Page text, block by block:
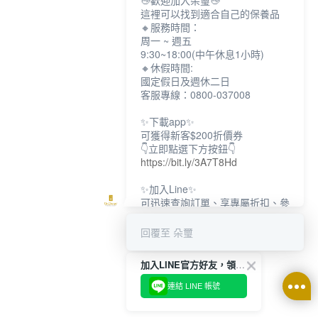
加入LINE官方好友，領取$200折價券
連結 LINE 帳號
這裡可以找到適合自己的保養品
🔸服務時間：
周一 ~ 週五
9:30~18:00(中午休息1小時)
🔸休假時間:
國定假日及週休二日
客服專線：0800-037008
✨下載app✨
可獲得新客$200折價券
👇立即點選下方按鈕👇
https://bit.ly/3A7T8Hd
✨加入Line✨
可迅速查詢訂單、享專屬折扣、參
👇立即點選下方按鈕👇
✨追蹤IG✨
👇立即點選下方按鈕👇
https://bit.ly/3w8zJm1
回覆至 朵璽